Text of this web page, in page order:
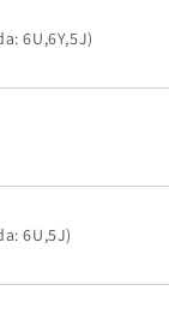
6U,6Y,5J)
6U,5J)